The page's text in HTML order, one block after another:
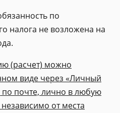
по
налога не возложена на
(расчет) можно
виде через «Личный
по почте, лично в любую
от места